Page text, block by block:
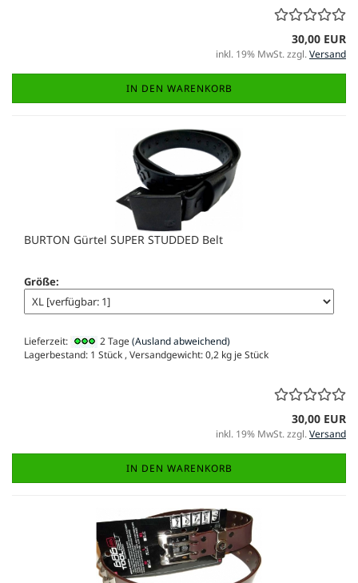
30,00 EUR
inkl. 19% MwSt. zzgl.Versand
IN DEN WARENKORB
BURTON Gürtel SUPER STUDDED Belt
Größe:
Lieferzeit: 2 Tage(Ausland abweichend)
Lagerbestand: 1 Stück , Versandgewicht:0,2 kg je Stück
30,00 EUR
inkl. 19% MwSt. zzgl.Versand
IN DEN WARENKORB